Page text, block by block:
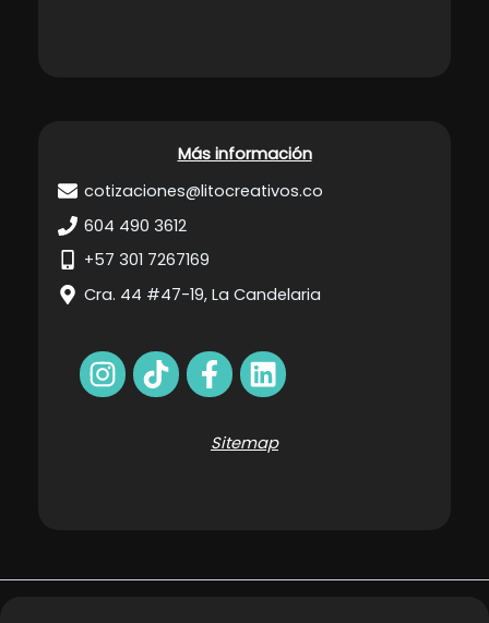
Más información
cotizaciones@litocreativos.co
604 490 3612
+57 301 7267169
Cra. 44 #47-19, La Candelaria
Sitemap